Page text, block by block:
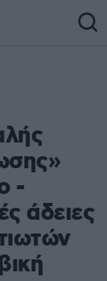
-
άδειες